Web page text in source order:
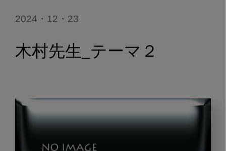
2024・12・23
木村先生_テーマ２